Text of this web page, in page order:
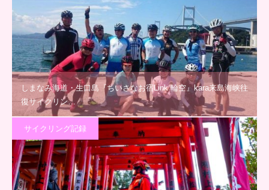
しまなみ海道・生口島『ちいさなお宿Link 輪空』kara来島海峡往
復サイクリン…
サイクリング記録